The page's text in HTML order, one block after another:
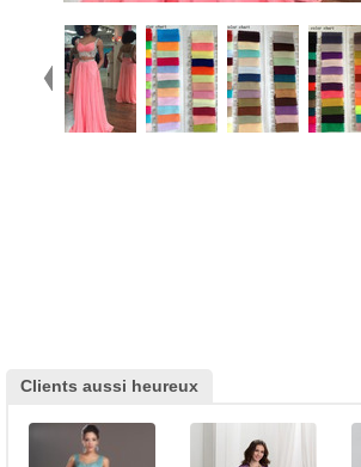
Clients aussi heureux